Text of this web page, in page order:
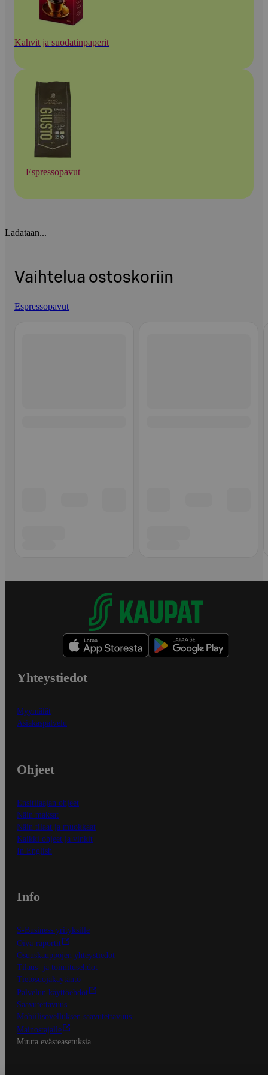
Kahvit ja suodatinpaperit
Espressopavut
Ladataan...
Vaihtelua ostoskoriin
Espressopavut
Yhteystiedot
Myymälät
Asiakaspalvelu
Ohjeet
Ensitilaajan ohjeet
Näin maksat
Näin tilaat ja muokkaat
Kaikki ohjeet ja vinkit
In English
Info
S-Business yrityksille
Oiva-raportit
Osuuskauppojen yhteystiedot
Tilaus- ja toimitusehdot
Tietosuojakäytäntö
Palvelun käyttöehdot
Saavutettavuus
Mobiilisovelluksen saavutettavuus
Mainostajalle
Muuta evästeasetuksia